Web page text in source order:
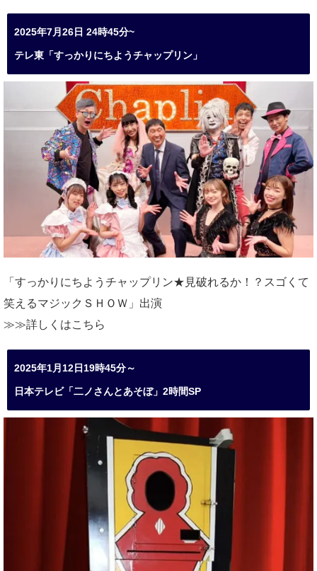
2025年7月26日 24時45分~
テレ東「すっかりにちようチャップリン」
「すっかりにちようチャップリン★見破れるか！？スゴくて
笑えるマジックＳＨＯＷ」出演
≫≫詳しくはこちら
2025年1月12日19時45分～
日本テレビ「二ノさんとあそぼ」2時間SP